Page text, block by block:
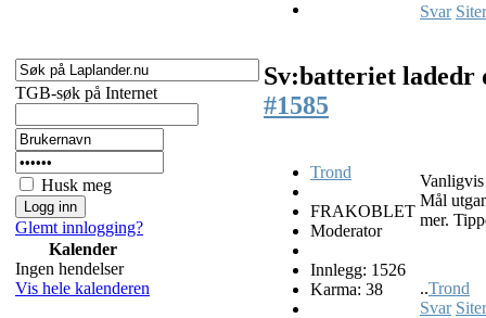
TGB-søk på Internet
Husk meg
Glemt innlogging?
Kalender
Ingen hendelser
Vis hele kalenderen
Svar Siter
Sv:batteriet
#1585
Trond
FRAKOBLET
Moderator
Innlegg: 1526
Karma: 38
Mål
mer.
..Trond
Svar Siter